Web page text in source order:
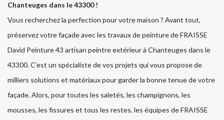
Chanteuges dans le 43300 !
Vous recherchez la perfection pour votre maison ? Avant tout,
préservez votre façade avec les travaux de peinture de FRAISSE
David Peinture 43 artisan peintre extérieur à Chanteuges dans le
43300. C’est un spécialiste de vos projets qui vous propose de
milliers solutions et matériaux pour garder la bonne tenue de votre
façade. Alors, pour toutes les saletés, les champignons, les
mousses, les fissures et tous les restes, les équipes de FRAISSE